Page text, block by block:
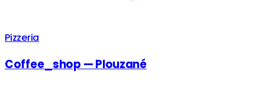
Pizzeria
Coffee_shop — Plouzané